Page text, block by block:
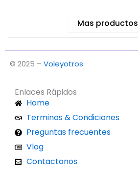
Mas productos
© 2025 – Voleyotros
Enlaces Rápidos
Home
Terminos & Condiciones
Preguntas frecuentes
Vlog
Contactanos